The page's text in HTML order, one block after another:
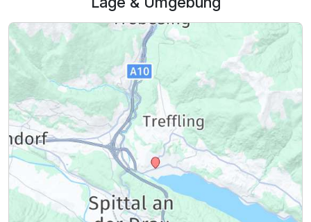
Ausstattung
Zusatznächte
Für 4 Tage p.P. ab315,00 €